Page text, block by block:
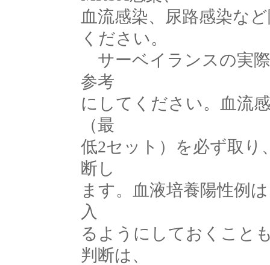
血流感染、尿路感染な
ください。
サーベイランスの実
参考
にしてください。血流
（最
低2セット）を必ず取り
断し
ます。血液培養陽性例
入
るようにしておくこと
判断は、